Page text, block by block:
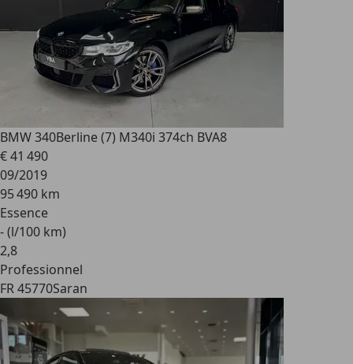
BMW 340Berline (7) M340i 374ch BVA8
€ 41 490
09/2019
95 490 km
Essence
- (l/100 km)
2,8
Professionnel
FR 45770Saran